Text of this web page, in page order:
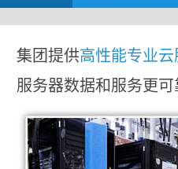
集团提供高性能专业
服务器数据和服务更